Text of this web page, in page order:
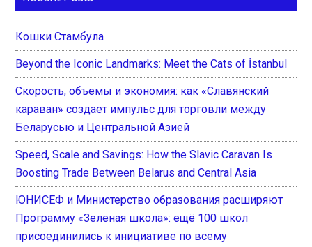
Кошки Стамбула
Beyond the Iconic Landmarks: Meet the Cats of İstanbul
Скорость, объемы и экономия: как «Славянский
караван» создает импульс для торговли между
Беларусью и Центральной Азией
Speed, Scale and Savings: How the Slavic Caravan Is
Boosting Trade Between Belarus and Central Asia
ЮНИСЕФ и Министерство образования расширяют
Программу «Зелёная школа»: ещё 100 школ
присоединились к инициативе по всему